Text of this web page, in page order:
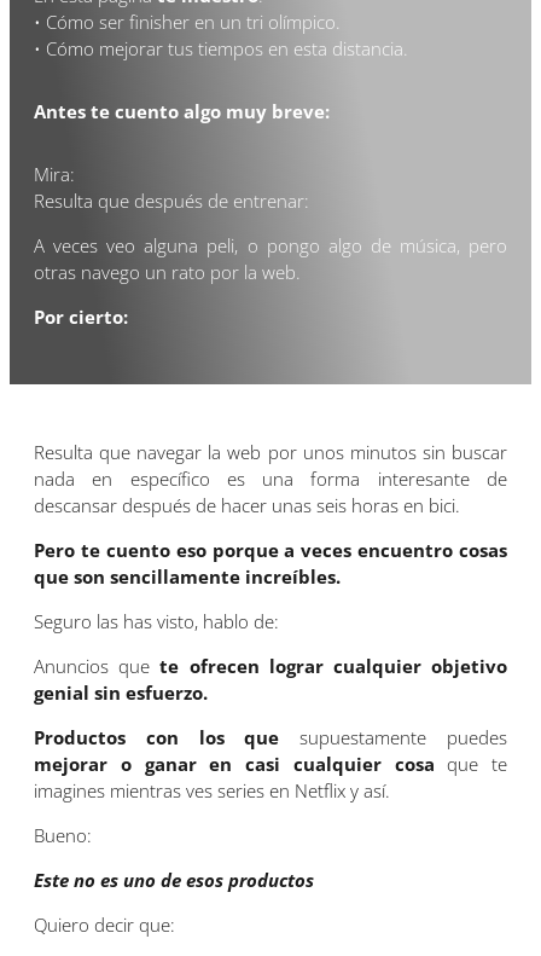
• Cómo ser finisher en un tri olímpico.
• Cómo mejorar tus tiempos en esta distancia.
Antes te cuento algo muy breve:
Mira:
Resulta que después de entrenar:
A veces veo alguna peli, o pongo algo de música, pero
otras navego un rato por la web.
Por cierto:
Resulta que navegar la web por unos minutos sin buscar
nada en específico es una forma interesante de
descansar después de hacer unas seis horas en bici.
Pero te cuento eso porque a veces encuentro cosas
que son sencillamente increíbles.
Seguro las has visto, hablo de:
Anuncios quete ofrecen lograr cualquier objetivo
genial sin esfuerzo.
Productos con los que supuestamente puedes
mejorar o ganar en casi cualquier cosa que te
imagines mientras ves series en Netflix y así.
Bueno:
Este no es uno de esos productos
Quiero decir que: